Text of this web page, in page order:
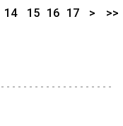
14 15 16 17 > >>